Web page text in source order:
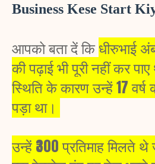
Business Kese Start
आपको बता दें कि धीरुभाई
की पढ़ाई भी पूरी नहीं कर
स्थिति के कारण उन्हें 17
पड़ा था।
उन्हें ₹300 प्रतिमाह मिलते